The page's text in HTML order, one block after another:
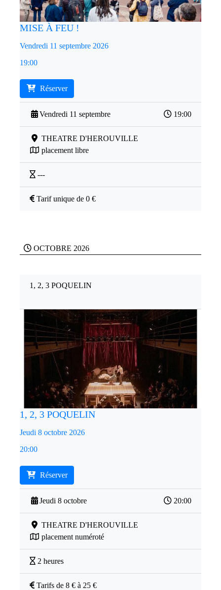
MISE À FEU !
Vendredi 11 septembre 2026
19:00
Réserver
Vendredi 11 septembre 19:00
THEATRE D'HEROUVILLE
placement libre
---
Tarif unique de 0 €
OCTOBRE 2026
1, 2, 3 POQUELIN
1, 2, 3 POQUELIN
Jeudi 8 octobre 2026
20:00
Réserver
Jeudi 8 octobre 20:00
THEATRE D'HEROUVILLE
placement numéroté
2 heures
Tarifs de 8 € à 25 €